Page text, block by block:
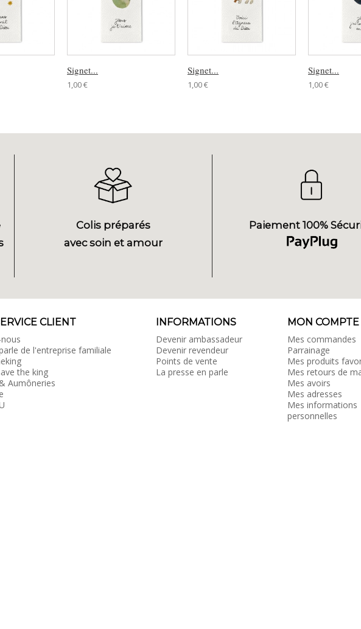
Signet...
1,00 €
Signet...
1,00 €
Signet...
1,00 €
Colis préparés
avec soin et amour
Paiement 100%
CLIENT
de l'entreprise familiale
the king
Aumôneries
INFORMATIONS
Devenir ambassadeur
Devenir revendeur
Points de vente
La presse en parle
MON COMPTE
Mes commandes
Parrainage
Mes produits
Mes retours de
Mes avoirs
Mes adresses
Mes informations
personnelles